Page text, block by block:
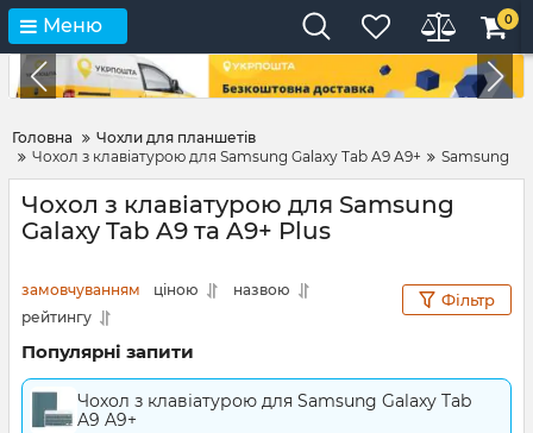
Меню 0
Головна
Чохли для планшетів
Чохол з клавіатурою для Samsung Galaxy Tab A9 A9+
Samsung
Чохол з клавіатурою для Samsung
Galaxy Tab A9 та A9+ Plus
замовчуванням ціною
назвою
рейтингу
Фільтр
Популярні запити
Чохол з клавіатурою для Samsung Galaxy Tab
A9 A9+